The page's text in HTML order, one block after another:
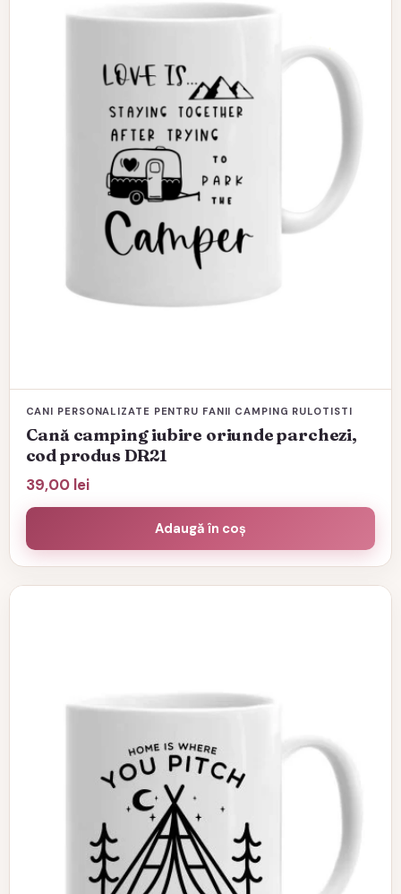
CANI PERSONALIZATE PENTRU FANII CAMPING RULOTISTI
Cană camping iubire oriunde parchezi,
cod produs DR21
39,00 lei
Adaugă în coș